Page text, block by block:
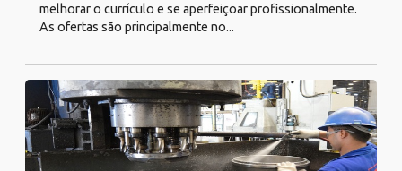
melhorar o currículo e se aperfeiçoar profissionalmente.
As ofertas são principalmente no...